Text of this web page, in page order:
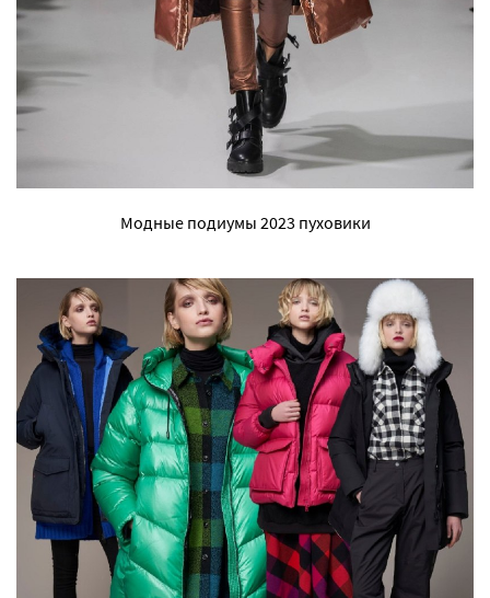
Модные подиумы 2023 пуховики